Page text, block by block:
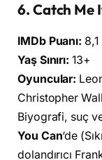
6. Catch Me
IMDb Puanı: 8,1
Yaş Sınırı: 13+
Oyuncular:
Christopher
Biyografi, suç
You Can‘de
dolandırıcı